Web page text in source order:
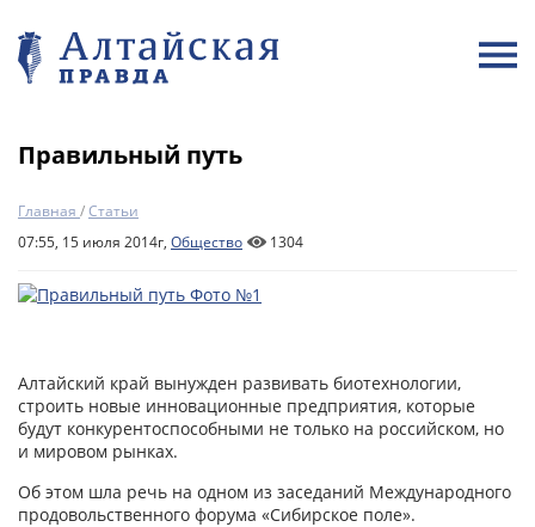
Правильный путь
Главная /Статьи
07:55, 15 июля 2014г, Общество 1304
Алтайский край вынужден развивать биотехнологии,
строить новые инновационные предприятия, которые
будут конкурентоспособными не только на российском, но
и мировом рынках.
Об этом шла речь на одном из заседаний Международного
продовольственного форума «Сибирское поле».